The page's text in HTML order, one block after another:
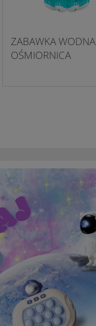
ZABAWKA WODNA
OŚMIORNICA